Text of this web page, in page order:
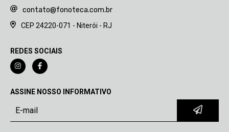
contato@fonoteca.com.br
CEP 24220-071 - Niterói - RJ
REDES SOCIAIS
ASSINE NOSSO INFORMATIVO